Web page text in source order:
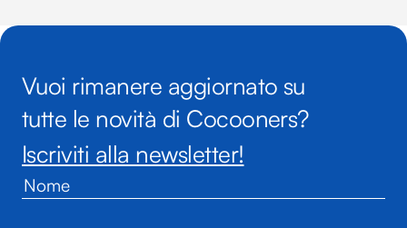
Vuoi rimanere aggiornato su
tutte le novità di Cocooners?
Iscriviti alla newsletter!